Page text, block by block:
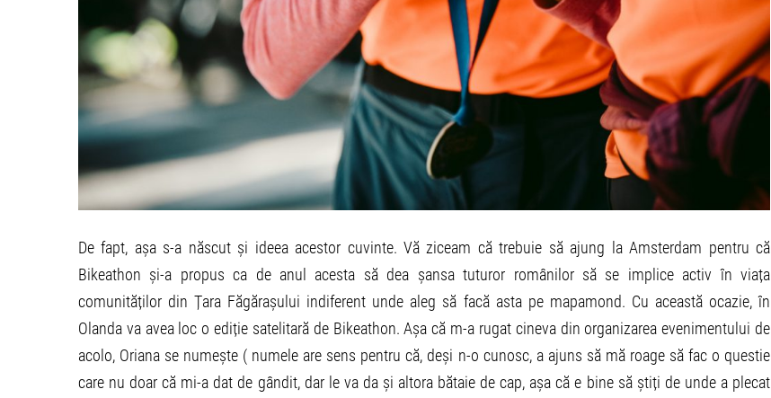
De fapt, așa s-a născut și ideea acestor cuvinte. Vă ziceam că trebuie să ajung la Amsterdam pentru că
Bikeathon și-a propus ca de anul acesta să dea șansa tuturor românilor să se implice activ în viața
comunităților din Țara Făgărașului indiferent unde aleg să facă asta pe mapamond. Cu această ocazie, în
Olanda va avea loc o ediție satelitară de Bikeathon. Așa că m-a rugat cineva din organizarea evenimentului de
acolo, Oriana se numește ( numele are sens pentru că, deși n-o cunosc, a ajuns să mă roage să fac o questie
care nu doar că mi-a dat de gândit, dar le va da și altora bătaie de cap, așa că e bine să știți de unde a plecat